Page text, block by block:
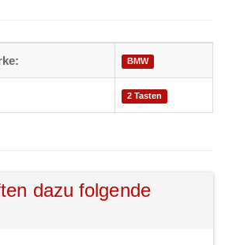
BMW
2 Tasten
dazu folgende